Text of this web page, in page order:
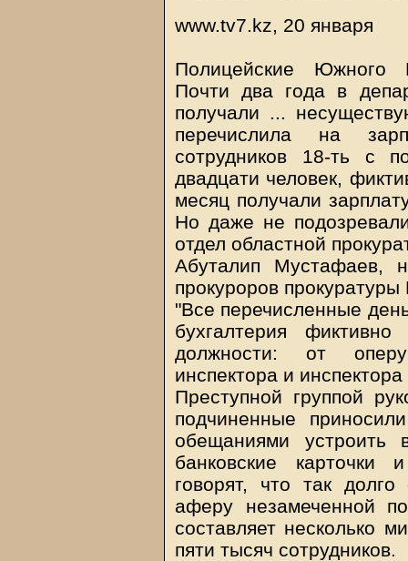
www.tv7.kz, 20 января
Полицейские Южного
Почти два года в
получали ...
перечислила на
сотрудников 18-ть с
двадцати человек,
месяц получали
Но даже не
отдел областной
Абуталип Мустафаев,
прокуроров
"Все перечисленные
бухгалтерия
должности: от
инспектора и
Преступной группой
подчиненные
обещаниями
банковские карточки
говорят, что так
аферу незамеченной
составляет несколько
пяти тысяч сотрудников.